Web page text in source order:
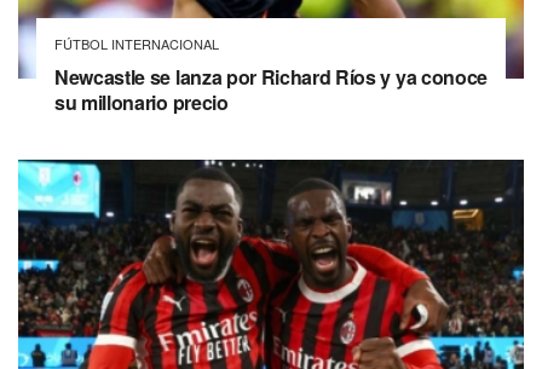
FÚTBOL INTERNACIONAL
Newcastle se lanza por Richard Ríos y ya conoce
su millonario precio